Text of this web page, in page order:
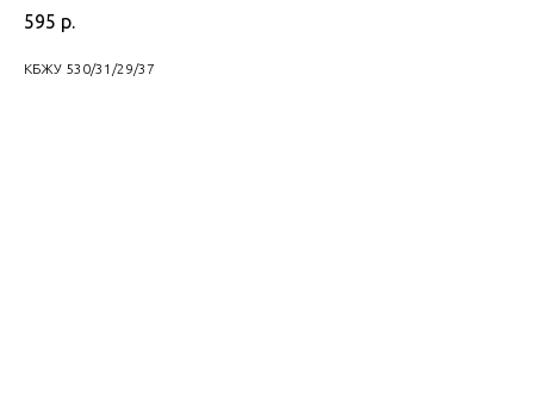
595 р.
КБЖУ 530/31/29/37